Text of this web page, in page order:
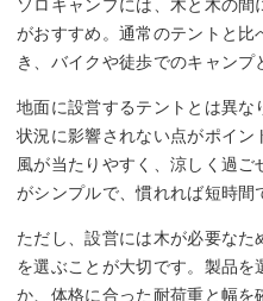
ソロキャンプには、木と木の
がおすすめ。通常のテントと
き、バイクや徒歩でのキャンプ
地面に設営するテントとは異
状況に影響されない点がポイ
風が当たりやすく、涼しく過
がシンプルで、慣れれば短時間
ただし、設営には木が必要な
を選ぶことが大切です。製品
か、体格に合った耐荷重と幅を